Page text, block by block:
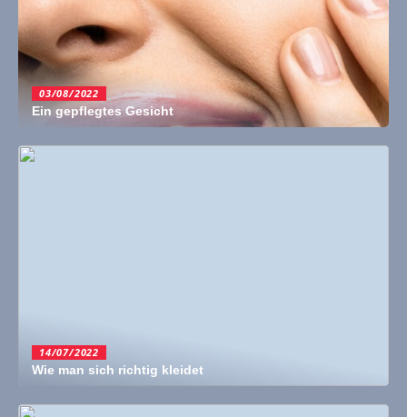
03/08/2022
Ein gepflegtes Gesicht
14/07/2022
Wie man sich richtig kleidet